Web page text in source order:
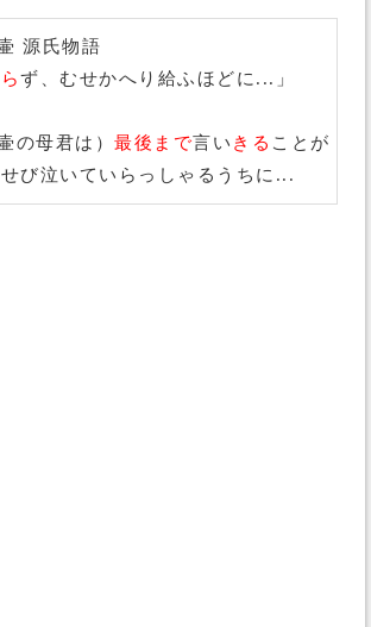
源氏物語
ず、むせかへり給ふほどに...」
の母君は） 最後まで言い きる ことが
び泣いていらっしゃるうちに...